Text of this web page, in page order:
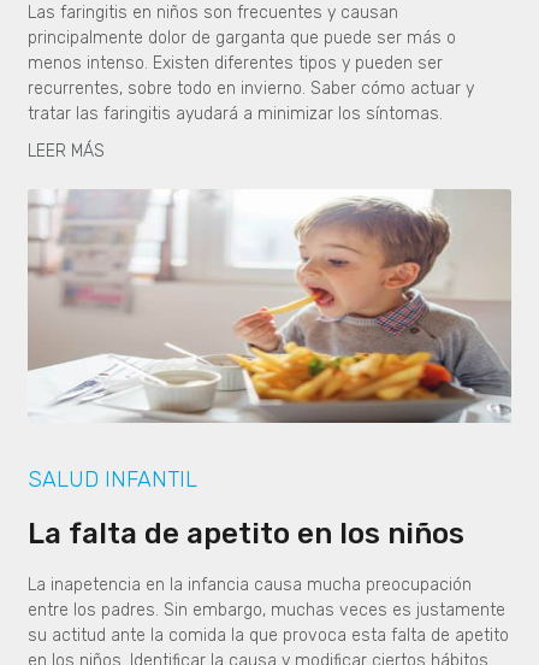
Las faringitis en niños son frecuentes y causan
principalmente dolor de garganta que puede ser más o
menos intenso. Existen diferentes tipos y pueden ser
recurrentes, sobre todo en invierno. Saber cómo actuar y
tratar las faringitis ayudará a minimizar los síntomas.
LEER MÁS
SALUD INFANTIL
La falta de apetito en los niños
La inapetencia en la infancia causa mucha preocupación
entre los padres. Sin embargo, muchas veces es justamente
su actitud ante la comida la que provoca esta falta de apetito
en los niños. Identificar la causa y modificar ciertos hábitos